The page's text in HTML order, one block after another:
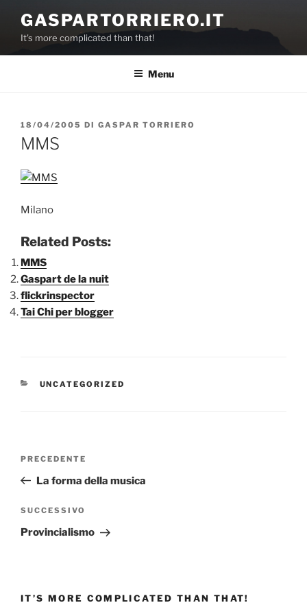
contenuto
GASPARTORRIERO.IT
It's more complicated than that!
Menu
PUBBLICATO
IL
18/04/2005 DI GASPAR TORRIERO
MMS
Milano
Related Posts:
MMS
Gaspart de la nuit
flickrinspector
Tai Chi per blogger
CATEGORIE
UNCATEGORIZED
Articolo
precedente:
PRECEDENTE
La forma della musica
Articolo
successivo
SUCCESSIVO
Provincialismo
IT’S MORE COMPLICATED THAN THAT!